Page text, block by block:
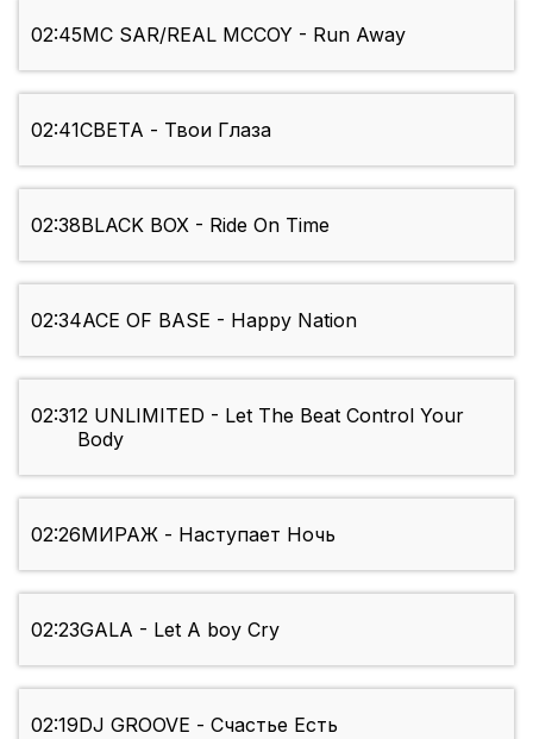
02:45MC SAR/REAL MCCOY - Run Away
02:41СВЕТА - Твои Глаза
02:38BLACK BOX - Ride On Time
02:34ACE OF BASE - Happy Nation
02:312 UNLIMITED - Let The Beat Control Your
Body
02:26МИРАЖ - Наступает Ночь
02:23GALA - Let A boy Cry
02:19DJ GROOVE - Счастье Есть